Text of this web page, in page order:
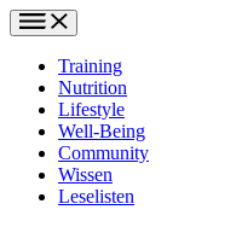
Training
Nutrition
Lifestyle
Well-Being
Community
Wissen
Leselisten